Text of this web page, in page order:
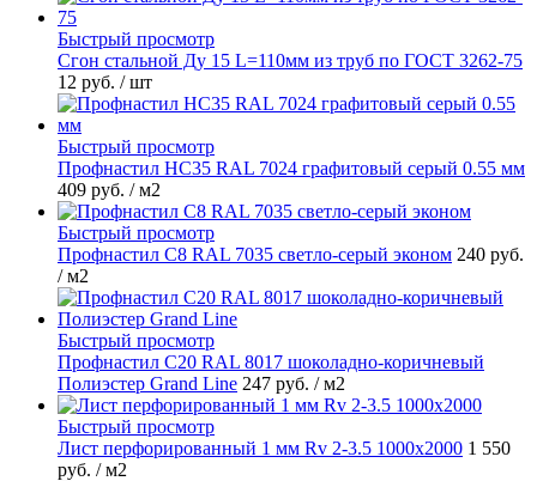
Быстрый просмотр
Сгон стальной Ду 15 L=110мм из труб по ГОСТ 3262-75
12 руб. / шт
Быстрый просмотр
Профнастил НС35 RAL 7024 графитовый серый 0.55 мм
409 руб. / м2
Быстрый просмотр
Профнастил С8 RAL 7035 светло-серый эконом 240 руб.
/ м2
Быстрый просмотр
Профнастил С20 RAL 8017 шоколадно-коричневый
Полиэстер Grand Line 247 руб. / м2
Быстрый просмотр
Лист перфорированный 1 мм Rv 2-3.5 1000х2000 1 550
руб. / м2